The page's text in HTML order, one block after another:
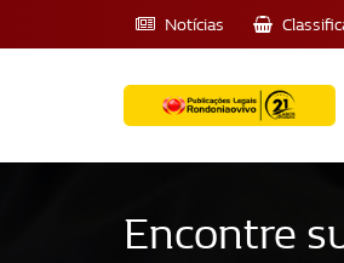
Notícias
Encontre